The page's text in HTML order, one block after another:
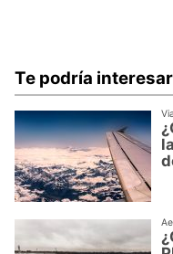
Te podría interesar